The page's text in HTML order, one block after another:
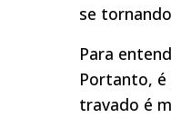
se
Para
Portanto, é
travado é